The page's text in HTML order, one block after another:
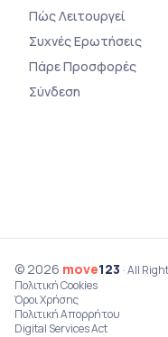
Πώς Λειτουργεί
Συχνές Ερωτήσεις
Πάρε Προσφορές
Σύνδεση
© 2026 move123 · All
Πολιτική Cookies
Όροι Χρήσης
Πολιτική Απορρήτου
Digital Services Act